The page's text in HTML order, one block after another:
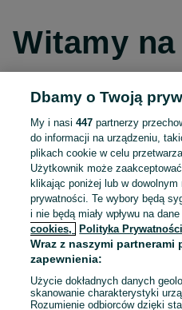
Witamy na
Kontynuuj
Kontynuuj
Kontynuuj
Dbamy o Twoją
My i nasi447 partnerzy
do informacji na urządzeniu,
plikach cookie w celu
Użytkownik może
klikając poniżej lub w
prywatności. Te wybory będą
i nie będą miały wpływu na
cookies,
Polityka Prywatności
Wraz z naszymi partnerami
zapewnienia:
Użycie dokładnych danych
skanowanie charakterystyki
Rozumienie odbiorców dzięki